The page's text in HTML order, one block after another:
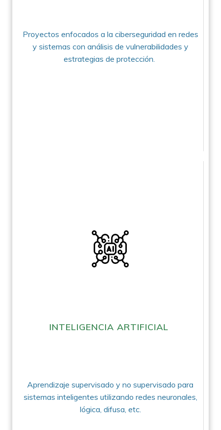
Proyectos enfocados a la ciberseguridad en redes
y sistemas con análisis de vulnerabilidades y
estrategias de protección.
INTELIGENCIA ARTIFICIAL
Aprendizaje supervisado y no supervisado para
sistemas inteligentes utilizando redes neuronales,
lógica, difusa, etc.